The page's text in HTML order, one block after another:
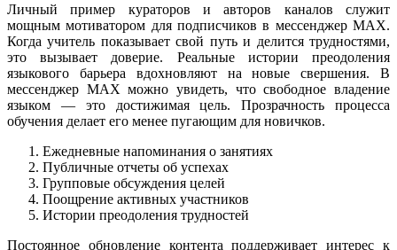
Личный пример кураторов и авторов каналов служит
мощным мотиватором для подписчиков в мессенджер MAX.
Когда учитель показывает свой путь и делится трудностями,
это вызывает доверие. Реальные истории преодоления
языкового барьера вдохновляют на новые свершения. В
мессенджер MAX можно увидеть, что свободное владение
языком — это достижимая цель. Прозрачность процесса
обучения делает его менее пугающим для новичков.
Ежедневные напоминания о занятиях
Публичные отчеты об успехах
Групповые обсуждения целей
Поощрение активных участников
Истории преодоления трудностей
Постоянное обновление контента поддерживает интерес к